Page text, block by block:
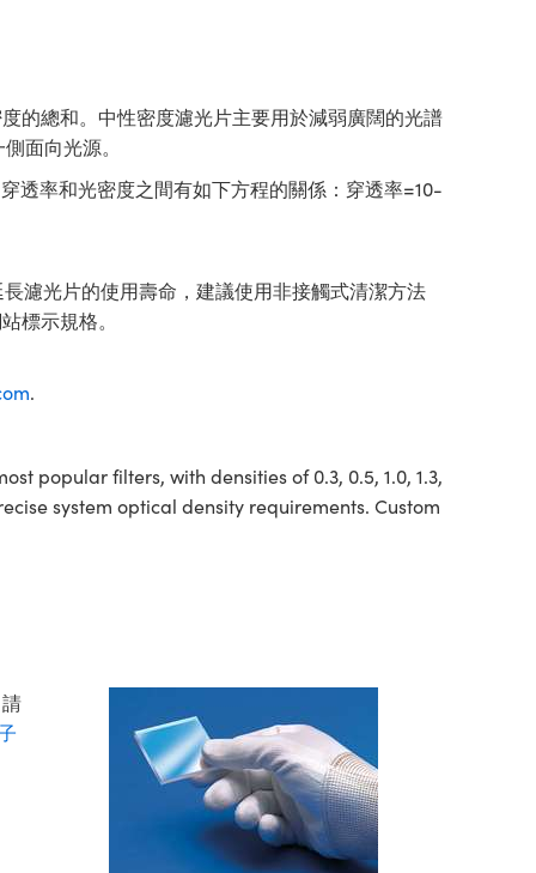
的總和。中性密度濾光片主要用於減弱廣闊的光譜
面向光源。
透率和光密度之間有如下方程的關係：穿透率=10-
濾光片的使用壽命，建議使用非接觸式清潔方法
標示規格。
.
popular filters, with densities of 0.3, 0.5, 1.0, 1.3,
system optical density requirements. Custom